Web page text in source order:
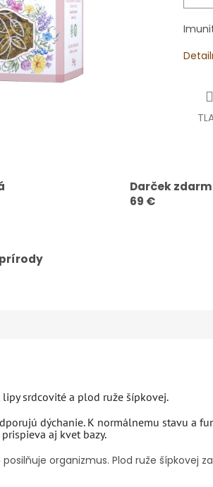
Darček
69 €
srdcovité a plod ruže šípkovej.
dýchanie. K normálnemu stavu a
aj kvet bazy.
organizmus. Plod ruže šípkovej